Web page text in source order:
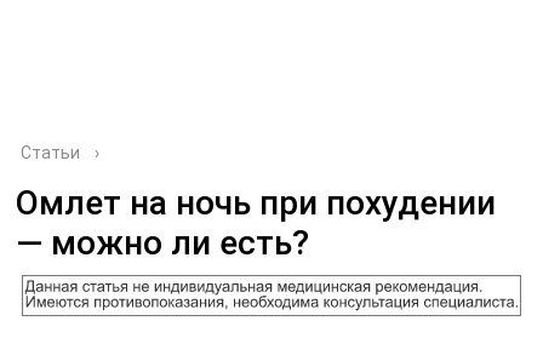
Статьи ›
Омлет на ночь при похудении
— можно ли есть?